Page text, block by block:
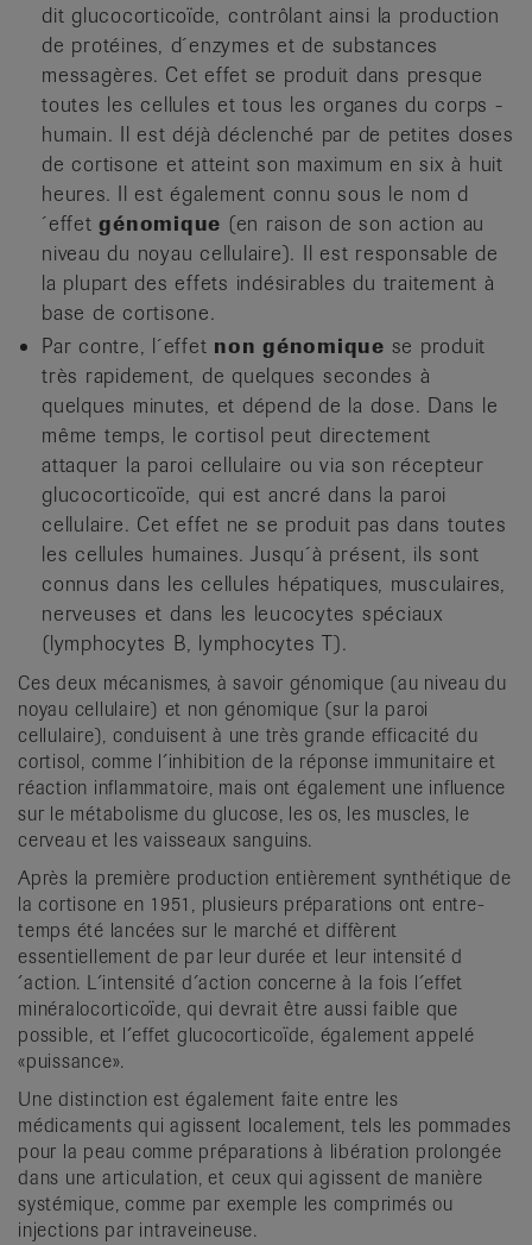
dit glucocorticoïde, contrôlant ainsi la production
de protéines, ­d´enzymes et de substances
messagères. Cet effet se produit dans presque
toutes les cellules et tous les organes du corps ­
humain. Il est déjà déclenché par de petites doses
de cortisone et atteint son maximum en six à huit
heures. Il est également connu sous le nom d
´effetgénomique (en raison de son action au
niveau du noyau cellulaire). Il est responsable de
la plupart des effets indésirables du traitement à
base de cortisone.
Par contre, l´effet non génomique se produit
très rapidement, de quelques secondes à
quelques minutes, et dépend de la dose. Dans le
même temps, le cortisol peut directement
attaquer la paroi cellulaire ou via son récepteur
glucocorticoïde, qui est ancré dans la paroi
cellulaire. Cet effet ne se produit pas dans toutes
les cellules humaines. Jusqu´à présent, ils sont
connus dans les cellules hépatiques, musculaires,
nerveuses et dans les leucocytes spéciaux
(lymphocytes B, lymphocytes T).
Ces deux mécanismes, à savoir génomique (au niveau du
noyau cellulaire) et non génomique (sur la paroi
cellulaire), conduisent à une très grande efficacité du
cortisol, comme l´inhibition de la réponse immunitaire et
réaction inflammatoire, mais ont également une influence
sur le métabolisme du glucose, les os, les muscles, le
cerveau et les vaisseaux sanguins.
Après la première production entièrement synthétique de
la cortisone en 1951, plusieurs préparations ont entre-
temps été lancées sur le marché et diffèrent
essentiellement de par leur durée et leur intensité d
´action. L´intensité d´action concerne à la fois l´effet
minéralocorticoïde, qui devrait être aussi faible que
possible, et l´effet glucocorticoïde, également appelé
«puissance».
Une distinction est également faite entre les
médicaments qui agissent localement, tels les pommades
pour la peau comme préparations à libération prolongée
dans une articulation, et ceux qui agissent de manière
systémique, comme par exemple les comprimés ou
injections par intraveineuse.